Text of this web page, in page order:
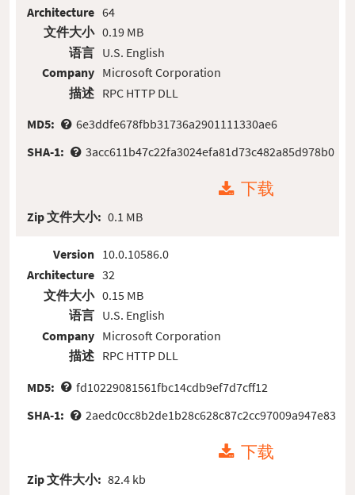
Architecture
文件大小
语言
Company
描述
64
0.19 MB
U.S. English
Microsoft Corporation
RPC HTTP DLL
MD5:
6e3ddfe678fbb31736a2901111330ae6
SHA-1:
3acc611b47c22fa3024efa81d73c482a85d978b0
下载
Zip 文件大小: 0.1 MB
Version
Architecture
文件大小
语言
Company
描述
10.0.10586.0
32
0.15 MB
U.S. English
Microsoft Corporation
RPC HTTP DLL
MD5:
fd10229081561fbc14cdb9ef7d7cff12
SHA-1:
2aedc0cc8b2de1b28c628c87c2cc97009a947e83
下载
Zip 文件大小: 82.4 kb